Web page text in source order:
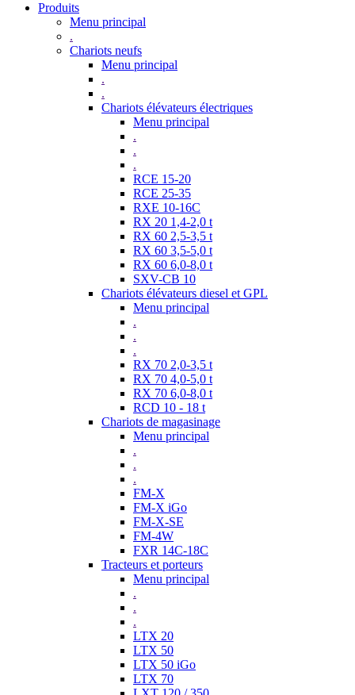
Produits
Menu principal
.
Chariots neufs
Menu principal
.
.
Chariots élévateurs électriques
Menu principal
.
.
.
RCE 15-20
RCE 25-35
RXE 10-16C
RX 20 1,4-2,0 t
RX 60 2,5-3,5 t
RX 60 3,5-5,0 t
RX 60 6,0-8,0 t
SXV-CB 10
Chariots élévateurs diesel et GPL
Menu principal
.
.
.
RX 70 2,0-3,5 t
RX 70 4,0-5,0 t
RX 70 6,0-8,0 t
RCD 10 - 18 t
Chariots de magasinage
Menu principal
.
.
.
FM-X
FM-X iGo
FM-X-SE
FM-4W
FXR 14C-18C
Tracteurs et porteurs
Menu principal
.
.
.
LTX 20
LTX 50
LTX 50 iGo
LTX 70